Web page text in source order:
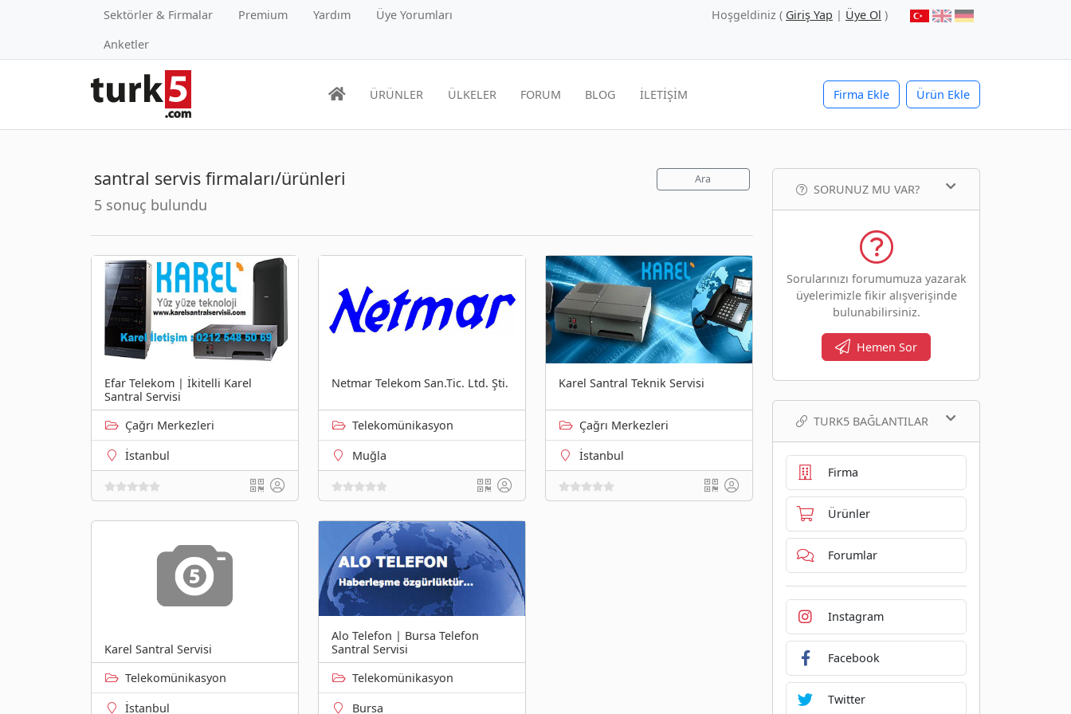
Sektörler & Firmalar Premium Yardım
Üye Yorumları
Anketler
Hoşgeldiniz ( Giriş Yap | Üye Ol )
Firma Ekle Ürün Ekle
ÜRÜNLER ÜLKELER FORUM BLOG İLETİŞİM
santral servis firmaları/ürünleri
5 sonuç bulundu
Ara
Efar Telekom | İkitelli Karel
Santral Servisi
Çağrı Merkezleri
İstanbul
Netmar Telekom San.Tic. Ltd. Şti.
Telekomünikasyon
Muğla
Karel Santral Teknik Servisi
Çağrı Merkezleri
İstanbul
Karel Santral Servisi
Telekomünikasyon
İstanbul
Alo Telefon | Bursa Telefon
Santral Servisi
Telekomünikasyon
Bursa
SORUNUZ MU VAR?
Sorularınızı forumumuza yazarak
üyelerimizle fikir alışverişinde
bulunabilirsiniz.
Hemen Sor
TURK5 BAĞLANTILAR
Firma
Ürünler
Forumlar
Instagram
Facebook
Twitter